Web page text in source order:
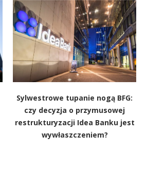
Sylwestrowe tupanie nogą BFG:
czy decyzja o przymusowej
restrukturyzacji Idea Banku jest
wywłaszczeniem?